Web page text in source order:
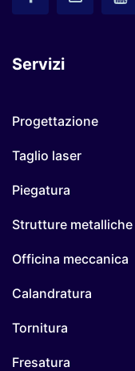
Servizi
Progettazione
Taglio laser
Piegatura
Strutture metalliche
Officina meccanica
Calandratura
Tornitura
Fresatura